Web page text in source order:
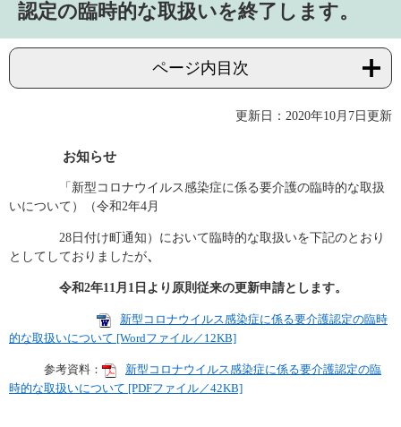
認定の臨時的な取扱いを終了します。
ページ内目次
更新日：2020年10月7日更新
お知らせ
「新型コロナウイルス感染症に係る要介護の臨時的な取扱
いについて）（令和2年4月
28日付け町通知）において臨時的な取扱いを下記のとおり
としてしておりましたが、
令和2年11月1 日 より原則従来の更新申請とします。
新型コロナウイルス感染症に係る要介護認定の臨時
的な取扱いについて [Wordファイル／12KB]
参考資料：
新型コロナウイルス感染症に係る要介護認定の臨
時的な取扱いについて [PDFファイル／42KB]